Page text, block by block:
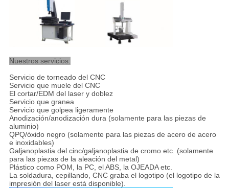
Nuestros servicios:
Servicio de torneado del CNC
Servicio que muele del CNC
El cortar/EDM del laser y doblez
Servicio que granea
Servicio que golpea ligeramente
Anodización/anodización dura (solamente para las piezas de
aluminio)
QPQ/óxido negro (solamente para las piezas de acero de acero
e inoxidables)
Galjanoplastia del cinc/galjanoplastia de cromo etc. (solamente
para las piezas de la aleación del metal)
Plástico como POM, la PC, el ABS, la OJEADA etc.
La soldadura, cepillando, CNC graba el logotipo (el logotipo de la
impresión del laser está disponible).